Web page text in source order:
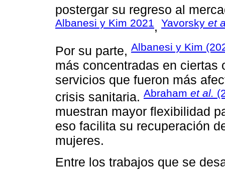
postergar su regreso al
Albanesi y Kim 2021, Yavorsky et
Por su parte, Albanesi y Kim
más concentradas en ciertas
servicios que fueron más
crisis sanitaria. Abraham et al.
muestran mayor flexibilidad
eso facilita su recuperación
mujeres.
Entre los trabajos que se